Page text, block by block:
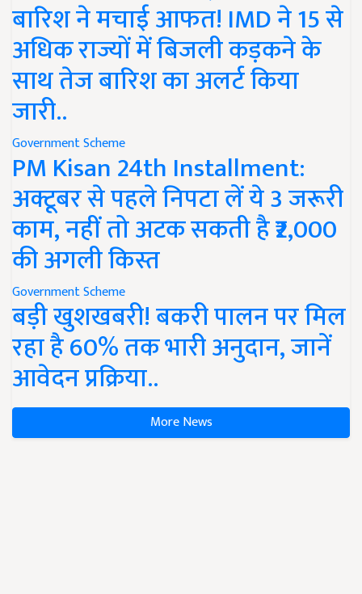
बारिश ने मचाई आफत! IMD ने 15 से
अधिक राज्यों में बिजली कड़कने के
साथ तेज बारिश का अलर्ट किया
जारी..
Government Scheme
PM Kisan 24th Installment:
अक्टूबर से पहले निपटा लें ये 3 जरूरी
काम, नहीं तो अटक सकती है ₹2,000
की अगली किस्त
Government Scheme
बड़ी खुशखबरी! बकरी पालन पर मिल
रहा है 60% तक भारी अनुदान, जानें
आवेदन प्रक्रिया..
More News